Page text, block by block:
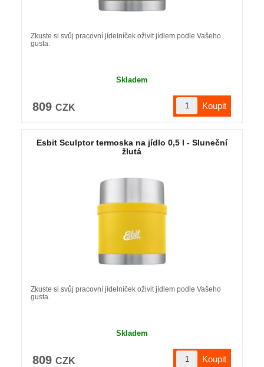
Zkuste si svůj pracovní jídelníček oživit jídlem podle Vašeho
gusta.
Skladem
809 CZK
Esbit Sculptor termoska na jídlo 0,5 l - Sluneční
žlutá
Zkuste si svůj pracovní jídelníček oživit jídlem podle Vašeho
gusta.
Skladem
809 CZK